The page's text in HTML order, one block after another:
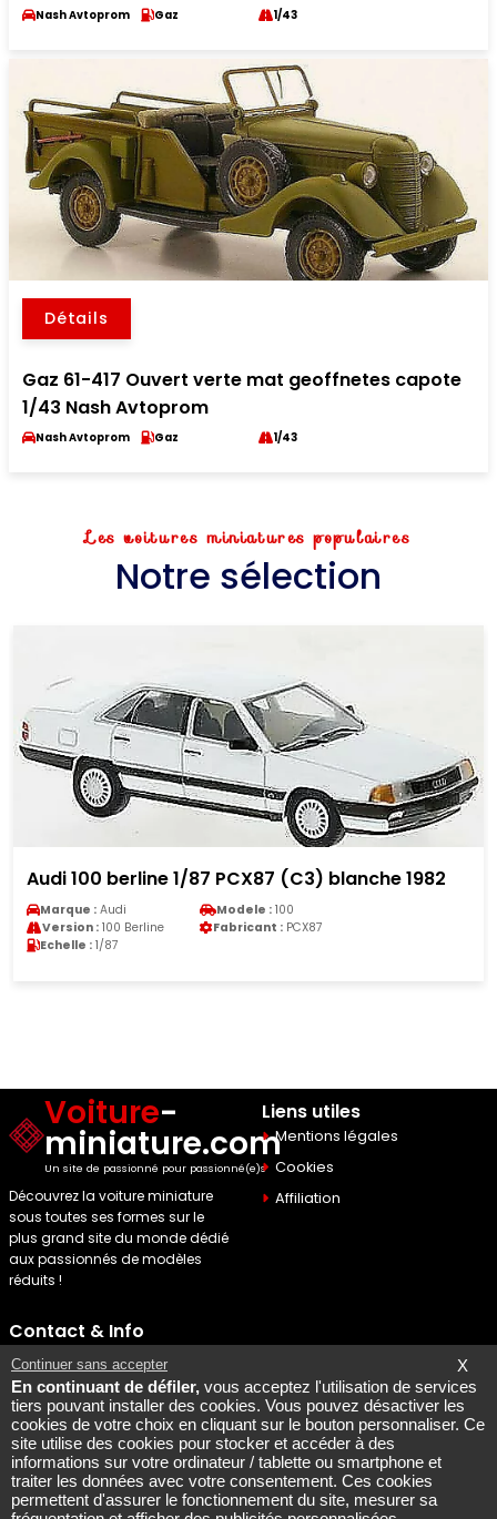
Nash Avtoprom Gaz 1/43
Détails
Gaz 61-417 Ouvert verte mat geoffnetes capote
1/43 Nash Avtoprom
Nash Avtoprom Gaz 1/43
Les voitures miniatures populaires
Notre sélection
Audi 100 berline 1/87 PCX87 (C3) blanche 1982
Marque : Audi Modele : 100
Version : 100 Berline Fabricant : PCX87
Echelle : 1/87
Voiture-
miniature.com
Un site de passionné pour passionné(e)s
Découvrez la voiture miniature
sous toutes ses formes sur le
plus grand site du monde dédié
aux passionnés de modèles
réduits !
Liens utiles
Mentions légales
Cookies
Affiliation
Contact & Info
Maquette Mobylette
SEO parLaurent Bousquet
Page consultee le 2026 08
09
Mais pourquoi le KI87 2026
08 09
X
Continuer sans accepter
En continuant de défiler, vous acceptez l'utilisation de services
tiers pouvant installer des cookies. Vous pouvez désactiver les
cookies de votre choix en cliquant sur le bouton personnaliser. Ce
site utilise des cookies pour stocker et accéder à des
informations sur votre ordinateur / tablette ou smartphone et
traiter les données avec votre consentement. Ces cookies
permettent d'assurer le fonctionnement du site, mesurer sa